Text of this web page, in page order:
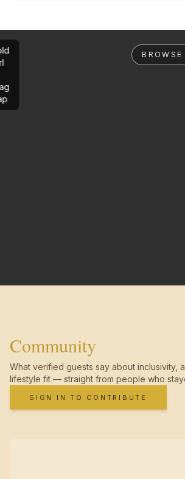
Community
What verified guests say about inclusivity,
lifestyle fit — straight from people who
SIGN IN TO CONTRIBUTE